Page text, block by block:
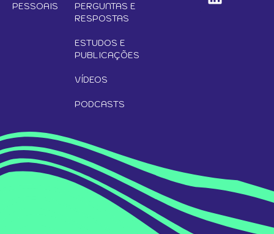
PESSOAIS
PERGUNTAS E
RESPOSTAS
ESTUDOS E
PUBLICAÇÕES
VÍDEOS
PODCASTS